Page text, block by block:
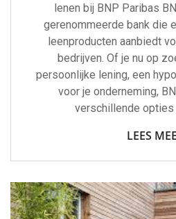
lenen bij BNP Paribas
gerenommeerde bank die
leenproducten aanbiedt
bedrijven. Of je nu op
persoonlijke lening, een
voor je onderneming,
verschillende opties
LEES